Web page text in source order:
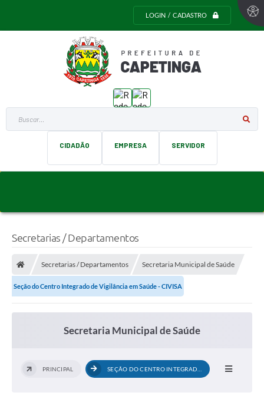
LOGIN / CADASTRO
Buscar...
CIDADÃO EMPRESA SERVIDOR
Secretarias / Departamentos
Secretarias / Departamentos Secretaria Municipal de Saúde
Seção do Centro Integrado de Vigilância em Saúde - CIVISA
Secretaria Municipal de Saúde
PRINCIPAL